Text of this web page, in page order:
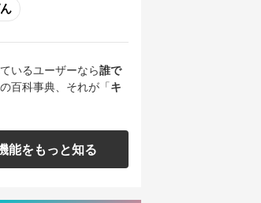
いるユーザーなら誰で
百科事典、それが「キ
能をもっと知る